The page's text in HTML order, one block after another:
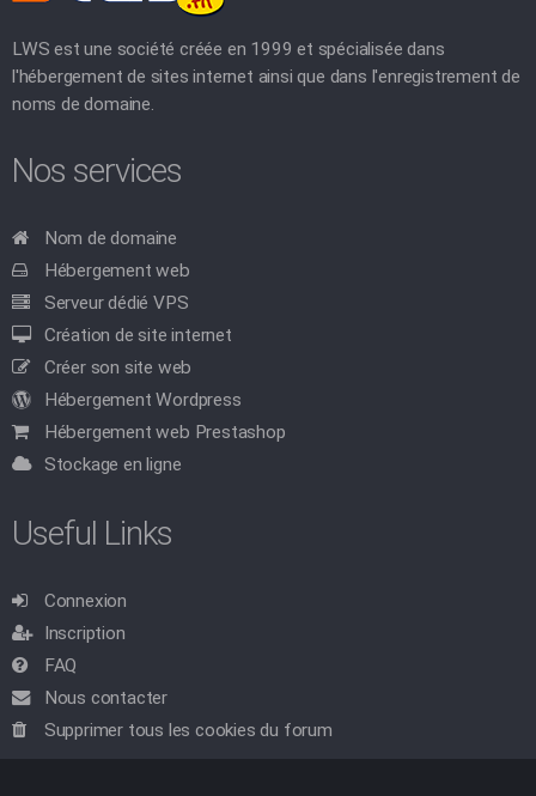
LWS est une société créée en 1999 et spécialisée dans
l'hébergement de sites internet ainsi que dans l'enregistrement de
noms de domaine.
Nos services
Nom de domaine
Hébergement web
Serveur dédié VPS
Création de site internet
Créer son site web
Hébergement Wordpress
Hébergement web Prestashop
Stockage en ligne
Useful Links
Connexion
Inscription
FAQ
Nous contacter
Supprimer tous les cookies du forum